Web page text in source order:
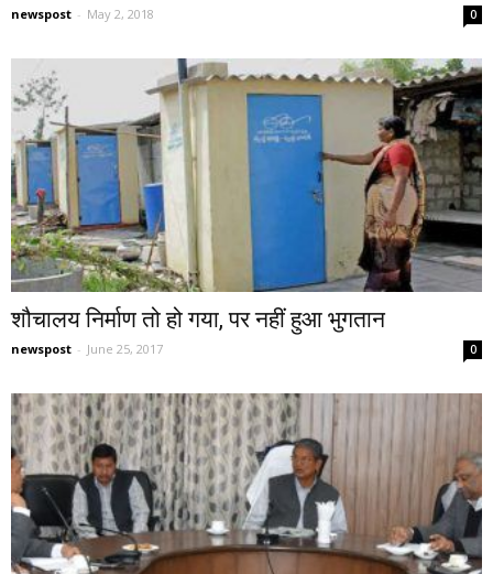
newspost - May 2, 2018 0
शौचालय निर्माण तो हो गया, पर नहीं हुआ भुगतान
newspost - June 25, 2017 0